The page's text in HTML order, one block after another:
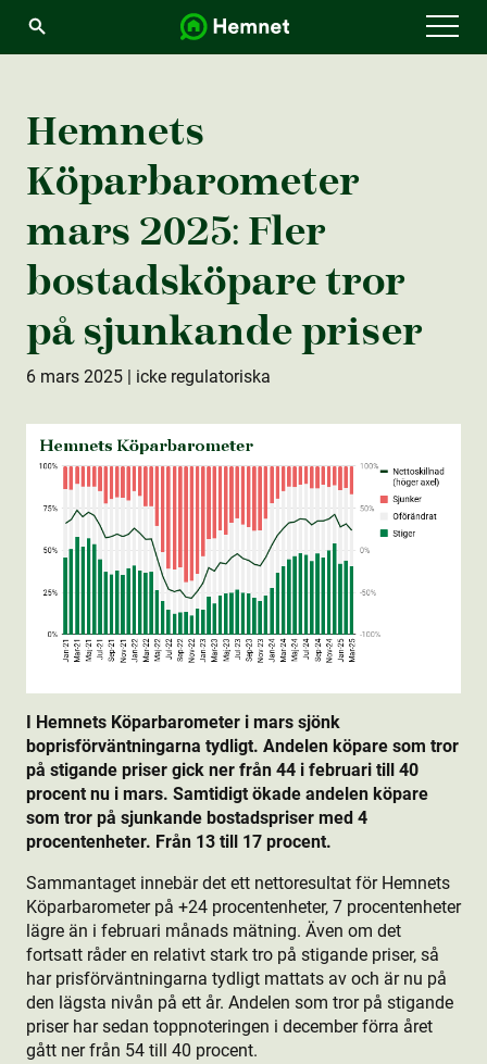
Hemnets
Köparbarometer
mars 2025: Fler
bostads­köpare tror
på sjunkande priser
6 mars 2025 | icke regulatoriska
I Hemnets Köparbarometer i mars sjönk
boprisförväntningarna tydligt. Andelen köpare som tror
på stigande priser gick ner från 44 i februari till 40
procent nu i mars. Samtidigt ökade andelen köpare
som tror på sjunkande bostads­priser med 4
procentenheter. Från 13 till 17 procent.
Sammantaget innebär det ett nettoresultat för Hemnets
Köparbarometer på +24 procentenheter, 7 procentenheter
lägre än i februari månads mätning. Även om det
fortsatt råder en relativt stark tro på stigande priser, så
har prisförväntningarna tydligt mattats av och är nu på
den lägsta nivån på ett år. Andelen som tror på stigande
priser har sedan toppnoteringen i december förra året
gått ner från 54 till 40 procent.